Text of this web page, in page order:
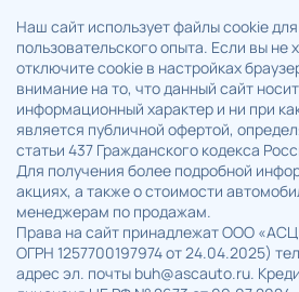
Наш сайт использует файлы cookie
пользовательского опыта. Если вы не
отключите cookie в настройках
внимание на то, что данный сайт
информационный характер и ни при
является публичной офертой,
статьи 437 Гражданского кодекса
Для получения более подробной
акциях, а также о стоимости
менеджерам по продажам.
Права на сайт принадлежат ООО
ОГРН 1257700197974 от 24.04.2025)
адрес эл. почты buh@ascauto.ru.